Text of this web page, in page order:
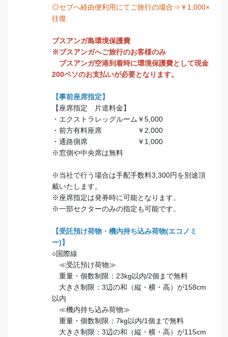
◎セブへ経由便利用にてご旅行の場合⇒￥1,000×
往復
ブスアンガ島環境保護費
※ブスアンガへご旅行のお客様のみ
ブスアンガ空港到着時に環境保護費として現金
200ペソのお支払いが必要となります。
【事前座席指定】
【座席指定 片道料金】
・エクストラレッグルーム￥5,000
・前方有料座席 ￥2,000
・通路側席 ￥1,000
※窓側や中央席は無料
※当社で行う場合は手配手数料3,300円を別途頂
戴いたします。
※座席指定は発券時に可能となります。
※一部セクターのみの指定も可能です。
【受託預け荷物・機内持ち込み荷物(エコノミ
ー)】
○国際線
≪受託預け荷物≫
重量・個数制限：23kg以内/2個まで無料
大きさ制限：3辺の和（縦・横・高）が158cm
以内
≪機内持ち込み荷物≫
重量・個数制限：7kg以内/1個まで無料
大きさ制限：3辺の和（縦・横・高）が115cm